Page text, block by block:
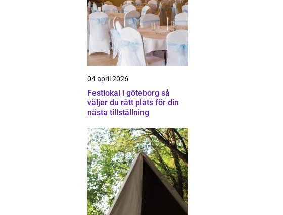
04 april 2026
Festlokal i göteborg så
väljer du rätt plats för din
nästa tillställning